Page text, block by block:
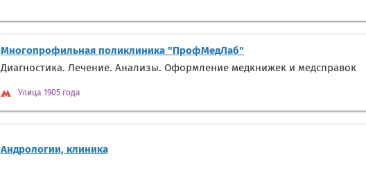
Многопрофильная поликлиника "ПрофМедЛаб"
Диагностика. Лечение. Анализы. Оформление медкнижек и медсправок
Улица 1905 года
Андрологии, клиника